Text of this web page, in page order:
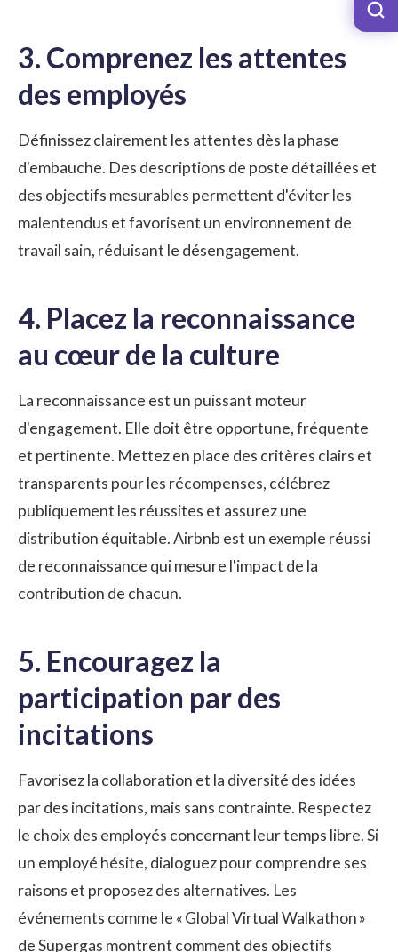
3. Comprenez les attentes
des employés
Définissez clairement les attentes dès la phase
d'embauche. Des descriptions de poste détaillées et
des objectifs mesurables permettent d'éviter les
malentendus et favorisent un environnement de
travail sain, réduisant le désengagement.
4. Placez la reconnaissance
au cœur de la culture
La reconnaissance est un puissant moteur
d'engagement. Elle doit être opportune, fréquente
et pertinente. Mettez en place des critères clairs et
transparents pour les récompenses, célébrez
publiquement les réussites et assurez une
distribution équitable. Airbnb est un exemple réussi
de reconnaissance qui mesure l'impact de la
contribution de chacun.
5. Encouragez la
participation par des
incitations
Favorisez la collaboration et la diversité des idées
par des incitations, mais sans contrainte. Respectez
le choix des employés concernant leur temps libre. Si
un employé hésite, dialoguez pour comprendre ses
raisons et proposez des alternatives. Les
événements comme le « Global Virtual Walkathon »
de Supergas montrent comment des objectifs